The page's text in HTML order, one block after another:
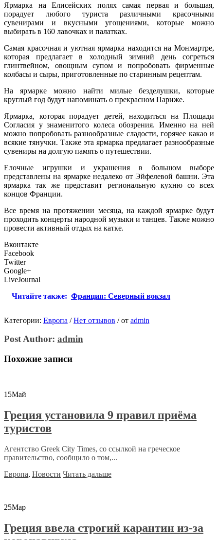
Ярмарка на Елисейских полях самая первая и большая,
порадует любого туриста различными красочными
сувенирами и вкусными угощениями, которые можно
выбирать в 160 лавочках и палатках.
Самая красочная и уютная ярмарка находится на Монмартре,
которая предлагает в холодный зимний день согреться
глинтвейном, овощным супом и попробовать фирменные
колбасы и сыры, приготовленные по старинным рецептам.
На ярмарке можно найти милые безделушки, которые
круглый год будут напоминать о прекрасном Париже.
Ярмарка, которая порадует детей, находиться на Площади
Согласия у знаменитого колеса обозрения. Именно на ней
можно попробовать разнообразные сладости, горячее какао и
всякие тянучки. Также эта ярмарка предлагает разнообразные
сувениры на долгую память о путешествии.
Елочные игрушки и украшения в большом выборе
представлены на ярмарке недалеко от Эйфелевой башни. Эта
ярмарка так же представит региональную кухню со всех
концов Франции.
Все время на протяжении месяца, на каждой ярмарке будут
проходить концерты народной музыки и танцев. Также можно
провести активный отдых на катке.
Вконтакте
Facebook
Twitter
Google+
LiveJournal
Читайте также: Франция: Северный вокзал
Категории: Европа / Нет отзывов /от admin
Post Author: admin
Похожие записи
15Май
Греция установила 9 правил приёма
туристов
Агентство Greek City Times, со ссылкой на греческое
правительство, сообщило о том,...
Европа, Новости Читать дальше
25Мар
Греция ввела строгий карантин из-за